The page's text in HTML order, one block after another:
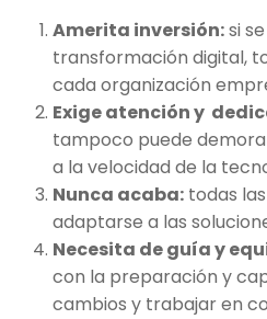
Amerita inversión:si
transformación digital,
cada organización
Exige atención y
tampoco puede
a la velocidad de la
Nunca acaba: todas
adaptarse a las
Necesita de guía y
con la preparación y
cambios y trabajar en